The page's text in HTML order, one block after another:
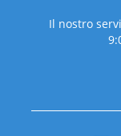
Il nostro